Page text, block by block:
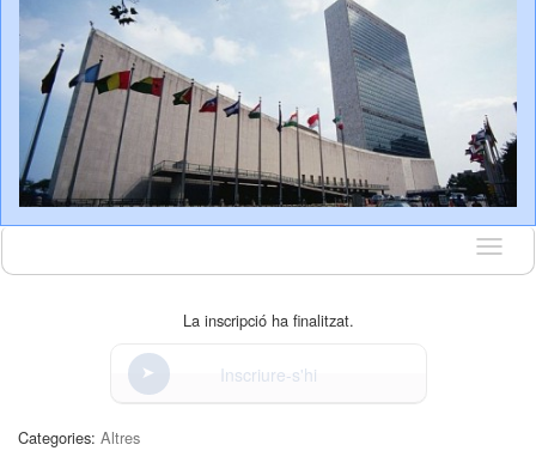
Idioma
La inscripció ha finalitzat.
Inscriure-s'hi
Categories: Altres